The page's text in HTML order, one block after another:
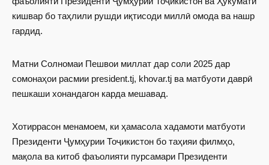
кишвар бо таҳлили рушди иқтисоди миллӣ омода ва нашр
гардид.
Матни Солномаи Пешвои миллат дар соли 2025 дар
сомонаҳои расмии president.tj, khovar.tj ва матбуоти даврӣ
пешкаши хонандагон карда мешавад.
Хотиррасон менамоем, ки ҳамасола хадамоти матбуоти
Президенти Ҷумҳурии Тоҷикистон бо таҳияи филмҳо,
мақола ва китоб фаъолияти пурсамари Президенти